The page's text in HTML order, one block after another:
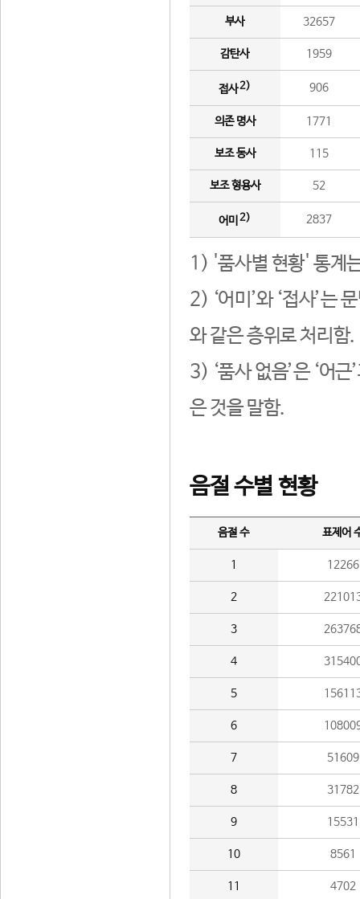
부사 32657
감탄사 1959
접사2) 906
의존 명사 1771
보조 동사 115
보조 형용사 52
어미 2) 2837
1) '품사별 현황' 통계
2) ‘어미’와 ‘접사’는
와 같은 층위로 처리함.
3) ‘품사 없음’은 ‘어
은 것을 말함.
음절 수별 현황
음절 수 표제어
1 12266
2
3
4
5
6
7 51609
8 31782
9 15531
10 8561
11 4702